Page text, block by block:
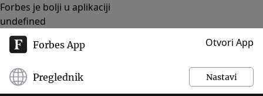
Forbes je bolji u aplikaciji
undefined
Forbes App Otvori App
Preglednik Nastavi